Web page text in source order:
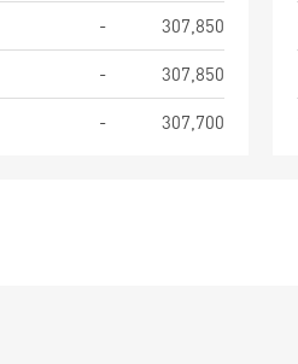
-
307,850
-
307,850
- 307,700